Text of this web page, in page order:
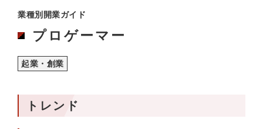
業種別開業ガイド
プロゲーマー
起業・創業
トレンド